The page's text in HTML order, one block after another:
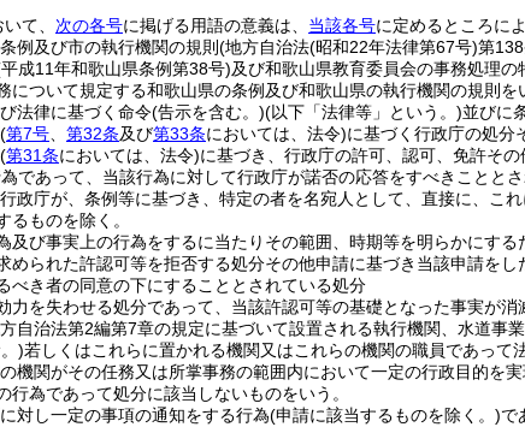
て、 次の各号に掲げる用語の意義は、 当該各号に定めるところによ
例及び市の執行機関の規則 (地方自治法(昭和22年法律第67号)第
成11年和歌山県条例第38号)及び和歌山県教育委員会の事務処理の
について規定する和歌山県の条例及び和歌山県の執行機関の規則を
法律に基づく命令(告示を含む。)(以下「法律等」という。)並びに
(第7号 第32条及び第33条においては、法令)に基づく行政庁の処分
(第31条においては、法令)に基づき、行政庁の許可、認可、免許そ
であって、当該行為に対して行政庁が諾否の応答をすべきこととさ
庁が、条例等に基づき、特定の者を名宛人として、直接に、これ
るものを除く。
及び事実上の行為をするに当たりその範囲、時期等を明らかにす
められた許認可等を拒否する処分その他申請に基づき当該申請を
べき者の同意の下にすることとされている処分
力を失わせる処分であって、当該許認可等の基礎となった事実が
自治法第2編第7章の規定に基づいて設置される執行機関、水道事
)若しくはこれらに置かれる機関又はこれらの機関の職員であって
機関がその任務又は所掌事務の範囲内において一定の行政目的を
行為であって処分に該当しないものをいう。
対し一定の事項の通知をする行為(申請に該当するものを除く。)で